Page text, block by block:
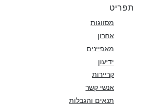
תפריט
מסווגות
אחרון
מאפיינים
ידיעון
קריירות
אנשי קשר
תנאים והגבלות